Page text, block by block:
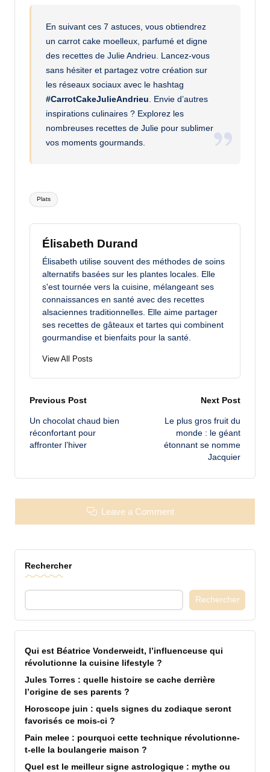
En suivant ces 7 astuces, vous obtiendrez
un carrot cake moelleux, parfumé et digne
des recettes de Julie Andrieu. Lancez-vous
sans hésiter et partagez votre création sur
les réseaux sociaux avec le hashtag
#CarrotCakeJulieAndrieu . Envie d’autres
inspirations culinaires ? Explorez les
nombreuses recettes de Julie pour sublimer
vos moments gourmands.
Tags:
Plats
Élisabeth Durand
Élisabeth utilise souvent des méthodes de soins
alternatifs basées sur les plantes locales. Elle
s'est tournée vers la cuisine, mélangeant ses
connaissances en santé avec des recettes
alsaciennes traditionnelles. Elle aime partager
ses recettes de gâteaux et tartes qui combinent
gourmandise et bienfaits pour la santé.
View All Posts
Post
navigation
Previous Post
Un chocolat chaud bien
réconfortant pour
affronter l’hiver
Next Post
Le plus gros fruit du
monde : le géant
étonnant se nomme
Jacquier
Leave a Comment
Rechercher
Rechercher
Qui est Béatrice Vonderweidt, l’influenceuse qui
révolutionne la cuisine lifestyle ?
Jules Torres : quelle histoire se cache derrière
l’origine de ses parents ?
Horoscope juin : quels signes du zodiaque seront
favorisés ce mois-ci ?
Pain melee : pourquoi cette technique révolutionne-
t-elle la boulangerie maison ?
Quel est le meilleur signe astrologique : mythe ou